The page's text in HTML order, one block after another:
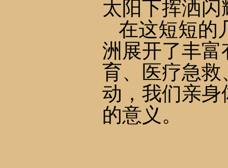
太阳下挥洒
在这短短的
洲展开了丰
育、医疗急
动，我们亲
的意义。